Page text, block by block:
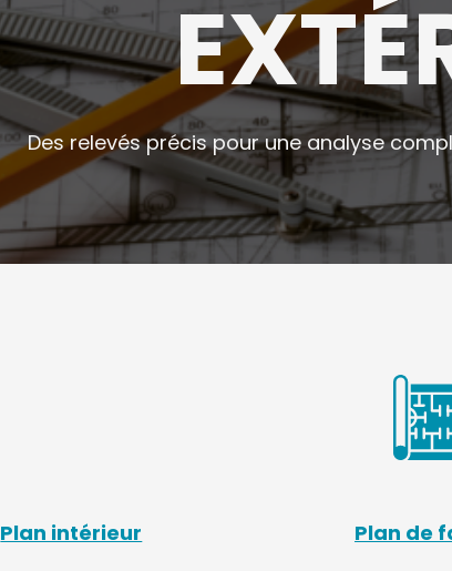
Des relevés précis pour une analyse
Plan intérieur Plan de